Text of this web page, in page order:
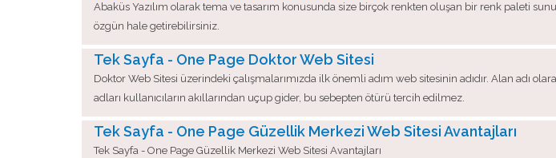
Abaküs Yazılım olarak tema ve tasarım konusunda size birçok renkten oluşan bir renk paleti
özgün hale getirebilirsiniz.
Tek Sayfa - One Page Doktor Web Sitesi
Doktor Web Sitesi üzerindeki çalışmalarımızda ilk önemli adım web sitesinin adıdır. Alan adı
adları kullanıcıların akıllarından uçup gider, bu sebepten ötürü tercih edilmez.
Tek Sayfa - One Page Güzellik Merkezi Web Sitesi Avantajları
Tek Sayfa - One Page Güzellik Merkezi Web Sitesi Avantajları